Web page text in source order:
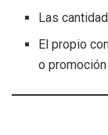
Las
El propio
o promoción